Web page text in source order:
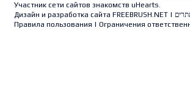
Участник сети сайтов знакомств uHearts.
Дизайн и разработка сайта FREEBRUSH.NET|
Правила пользования | Ограничения